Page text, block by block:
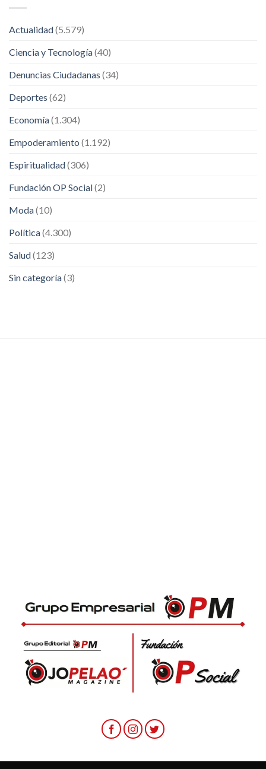
Actualidad(5.579)
Ciencia y Tecnología(40)
Denuncias Ciudadanas (34)
Deportes (62)
Economía(1.304)
Empoderamiento (1.192)
Espiritualidad(306)
Fundación OP Social(2)
Moda(10)
Política(4.300)
Salud(123)
Sin categoría(3)